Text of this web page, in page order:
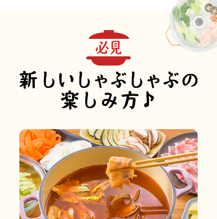
納豆 Fibee
千夜
スペシャルサイト
お酢を知ろう！
すしラボ
ぽん酢サワー
納豆の豆知識
鍋奉行マニュアル
ミツカンのCM
ロングセラー商品 ＋ おすすめレシピ
ZENB initiative
MIM（ミツカンミュージアム）
おいしさと健康への取り組み
キッザニア東京「ぽん酢工房」
販売終了製品のご案内
よくあるご質問
地図から取り扱い店舗を探す
ミツカン公式通販